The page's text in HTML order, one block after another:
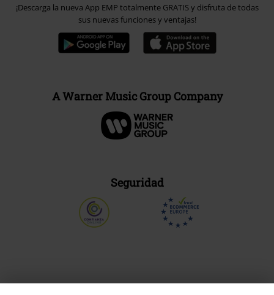
¡Descarga la nueva App EMP totalmente GRATIS y disfruta de todas
sus nuevas funciones y ventajas!
A Warner Music Group Company
Seguridad